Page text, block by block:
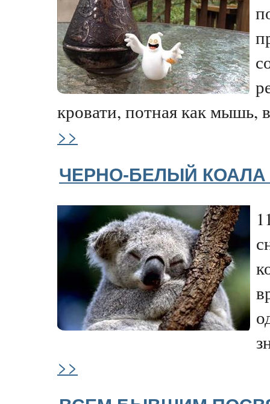
кровати, потная как мышь,
>>
ЧЕРНО-БЕЛЫЙ
>>